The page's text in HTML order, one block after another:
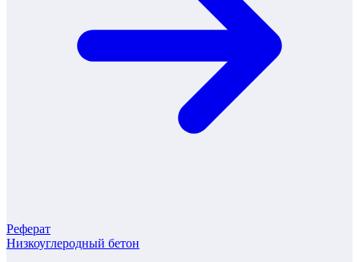
Реферат
Низкоуглеродный бетон